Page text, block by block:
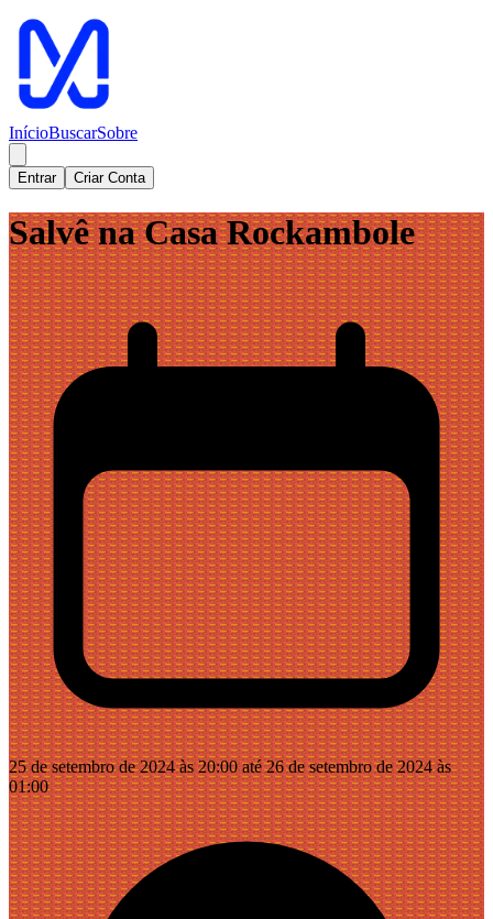
InícioBuscarSobre
Entrar Criar Conta
Salvê na Casa Rockambole
25 de setembro de 2024 às 20:00 até 26 de setembro de 2024 às
01:00